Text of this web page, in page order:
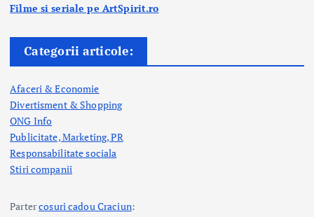
i
a
Filme si seriale pe ArtSpirit.ro
Categorii articole:
Afaceri & Economie
Divertisment & Shopping
ONG Info
Publicitate, Marketing, PR
Responsabilitate sociala
Stiri companii
Partercosuri cadou Craciun: